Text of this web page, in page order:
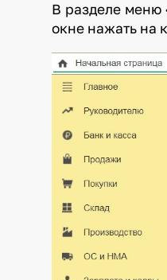
В разделе меню
окне нажать на